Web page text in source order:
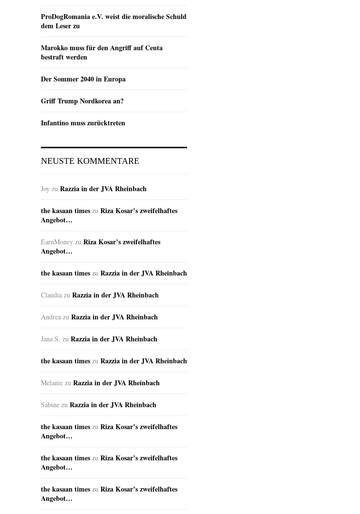
ProDogRomania e.V. weist die moralische Schuld
dem Leser zu
Marokko muss für den Angriff auf Ceuta
bestraft werden
Der Sommer 2040 in Europa
Griff Trump Nordkorea an?
Infantino muss zurücktreten
NEUSTE KOMMENTARE
Joy zu Razzia in der JVA Rheinbach
the kasaan times zu Riza Kosar’s zweifelhaftes
Angebot…
EarnMoney zu Riza Kosar’s zweifelhaftes
Angebot…
the kasaan times zu Razzia in der JVA Rheinbach
Claudia zu Razzia in der JVA Rheinbach
Andrea zu Razzia in der JVA Rheinbach
Jana S. zu Razzia in der JVA Rheinbach
the kasaan times zu Razzia in der JVA Rheinbach
Melanie zu Razzia in der JVA Rheinbach
Sabine zu Razzia in der JVA Rheinbach
the kasaan times zu Riza Kosar’s zweifelhaftes
Angebot…
the kasaan times zu Riza Kosar’s zweifelhaftes
Angebot…
the kasaan times zu Riza Kosar’s zweifelhaftes
Angebot…